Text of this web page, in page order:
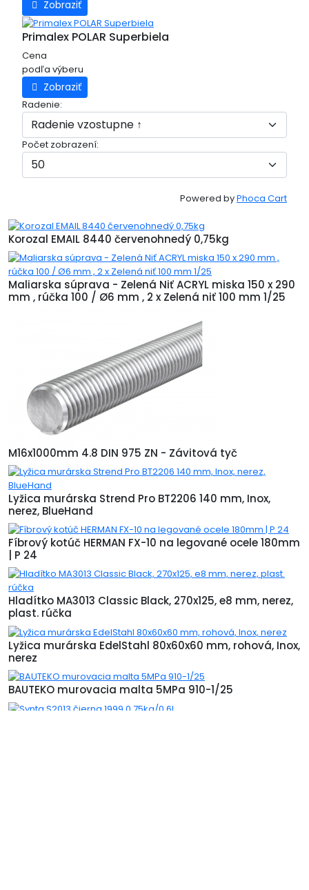
Zobraziť
Primalex POLAR Superbiela
Cena
podľa výberu
Zobraziť
Radenie:
Počet zobrazení:
Powered byPhoca Cart
Korozal EMAIL 8440 červenohnedý 0,75kg
Maliarska súprava - Zelená Niť ACRYL miska 150 x 290
mm , rúčka 100 / Ø6 mm , 2 x Zelená niť 100 mm 1/25
M16x1000mm 4.8 DIN 975 ZN - Závitová tyč
Lyžica murárska Strend Pro BT2206 140 mm, Inox,
nerez, BlueHand
Fíbrový kotúč HERMAN FX-10 na legované ocele 180mm
| P 24
Hladítko MA3013 Classic Black, 270x125, e8 mm, nerez,
plast. rúčka
Lyžica murárska EdelStahl 80x60x60 mm, rohová, Inox,
nerez
BAUTEKO murovacia malta 5MPa 910-1/25